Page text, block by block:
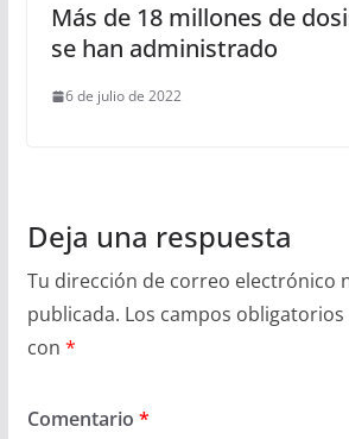
Más de 18 millones de
se han administrado
6 de julio de 2022
Deja una respuesta
Tu dirección de correo electrónico
publicada. Los campos
con *
Comentario *